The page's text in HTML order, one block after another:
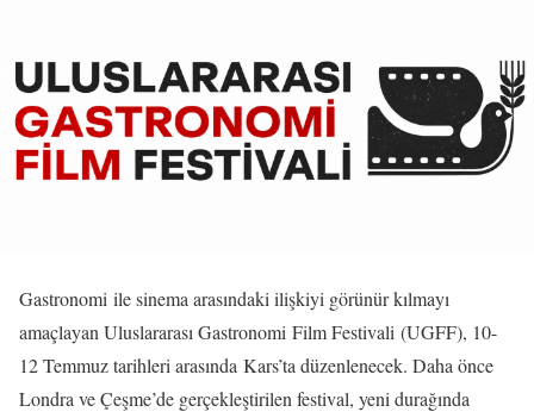
Gastronomi ile sinema arasındaki ilişkiyi görünür kılmayı
amaçlayan Uluslararası Gastronomi Film Festivali (UGFF), 10-
12 Temmuz tarihleri arasında Kars’ta düzenlenecek. Daha önce
Londra ve Çeşme’de gerçekleştirilen festival, yeni durağında